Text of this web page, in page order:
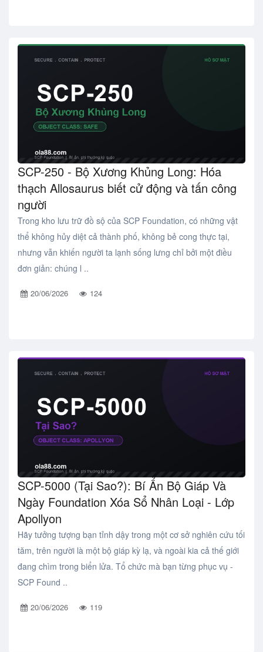
SCP-250 - Bộ Xương Khủng Long: Hóa
thạch Allosaurus biết cử động và tấn công
người
Trong kho lưu trữ đồ sộ của SCP Foundation, có những vật
thể không hủy diệt cả thành phố, không bẻ cong thực tại,
nhưng vẫn khiến người ta lạnh sống lưng chỉ bởi một điều
đơn giản: chúng l ..
20/06/2026 124
SCP-5000 (Tại Sao?): Bí Ẩn Bộ Giáp Và
Ngày Foundation Xóa Sổ Nhân Loại - Lớp
Apollyon
Hãy tưởng tượng bạn tỉnh dậy trong một cơ sở nghiên cứu tối
tăm, trên người là một bộ giáp kỳ lạ, và ngoài kia cả thế giới
đang chìm trong biển lửa. Tổ chức mà bạn từng phục vụ -
SCP Found ..
20/06/2026 119